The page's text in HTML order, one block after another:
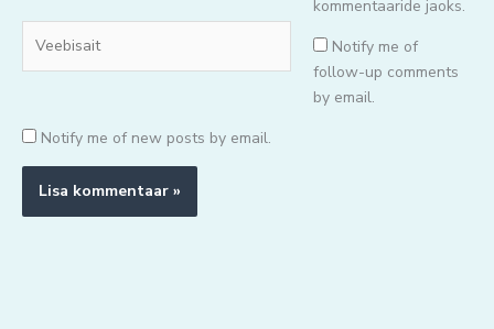
kommentaaride jaoks.
Notify me of
follow-up comments
by email.
Notify me of new posts by email.